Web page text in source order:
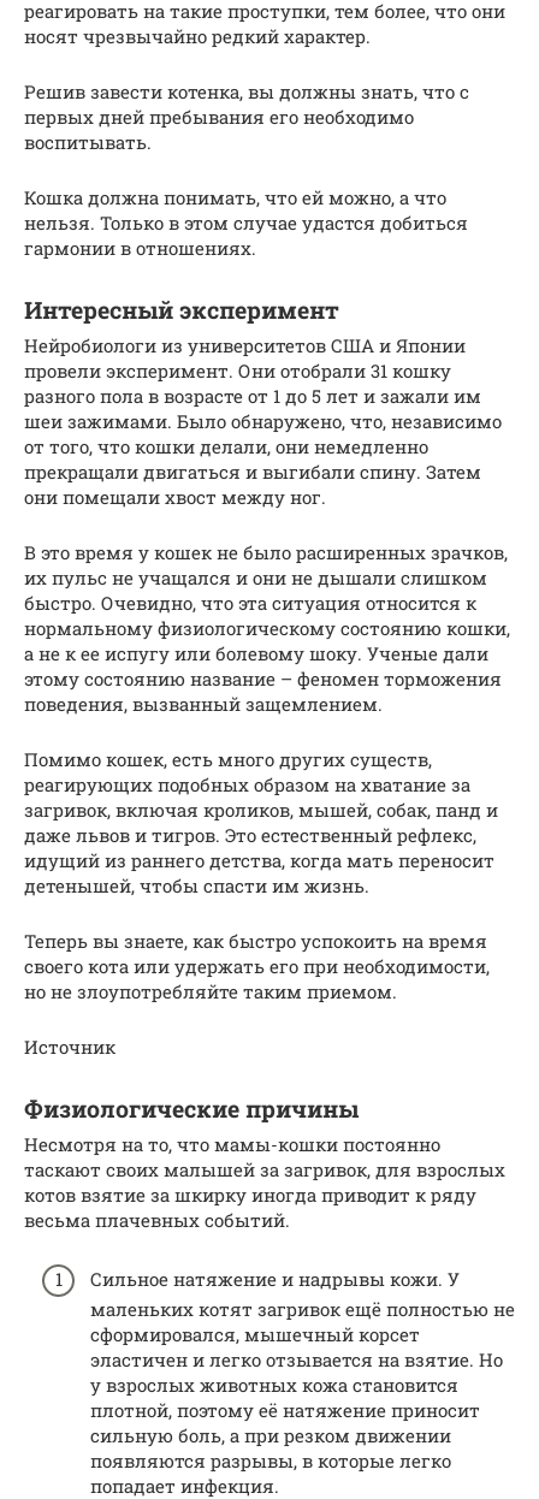
реагировать на такие проступки, тем более, что они
носят чрезвычайно редкий характер.
Решив завести котенка, вы должны знать, что с
первых дней пребывания его необходимо
воспитывать.
Кошка должна понимать, что ей можно, а что
нельзя. Только в этом случае удастся добиться
гармонии в отношениях.
Интересный эксперимент
Нейробиологи из университетов США и Японии
провели эксперимент. Они отобрали 31 кошку
разного пола в возрасте от 1 до 5 лет и зажали им
шеи зажимами. Было обнаружено, что, независимо
от того, что кошки делали, они немедленно
прекращали двигаться и выгибали спину. Затем
они помещали хвост между ног.
В это время у кошек не было расширенных зрачков,
их пульс не учащался и они не дышали слишком
быстро. Очевидно, что эта ситуация относится к
нормальному физиологическому состоянию кошки,
а не к ее испугу или болевому шоку. Ученые дали
этому состоянию название – феномен торможения
поведения, вызванный защемлением.
Помимо кошек, есть много других существ,
реагирующих подобных образом на хватание за
загривок, включая кроликов, мышей, собак, панд и
даже львов и тигров. Это естественный рефлекс,
идущий из раннего детства, когда мать переносит
детенышей, чтобы спасти им жизнь.
Теперь вы знаете, как быстро успокоить на время
своего кота или удержать его при необходимости,
но не злоупотребляйте таким приемом.
Источник
Физиологические причины
Несмотря на то, что мамы-кошки постоянно
таскают своих малышей за загривок, для взрослых
котов взятие за шкирку иногда приводит к ряду
весьма плачевных событий.
Сильное натяжение и надрывы кожи. У
маленьких котят загривок ещё полностью не
сформировался, мышечный корсет
эластичен и легко отзывается на взятие. Но
у взрослых животных кожа становится
плотной, поэтому её натяжение приносит
сильную боль, а при резком движении
появляются разрывы, в которые легко
попадает инфекция.